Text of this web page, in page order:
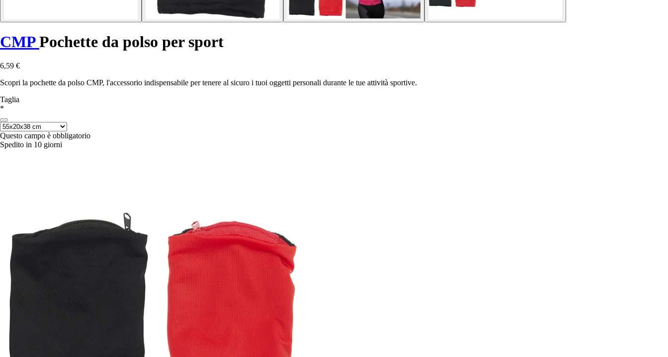
CMPPochette da polso per sport
6,59 €
Scopri la pochette da polso CMP, l'accessorio indispensabile per tenere al sicuro i tuoi oggetti personali durante le tue attività sportive.
Taglia
*
Questo campo è obbligatorio
Spedito in 10 giorni